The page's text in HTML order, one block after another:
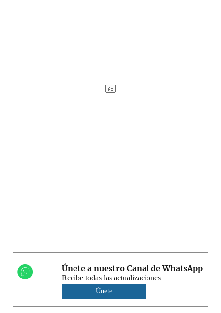
Únete a nuestro Canal de WhatsApp
Recibe todas las actualizaciones
Únete